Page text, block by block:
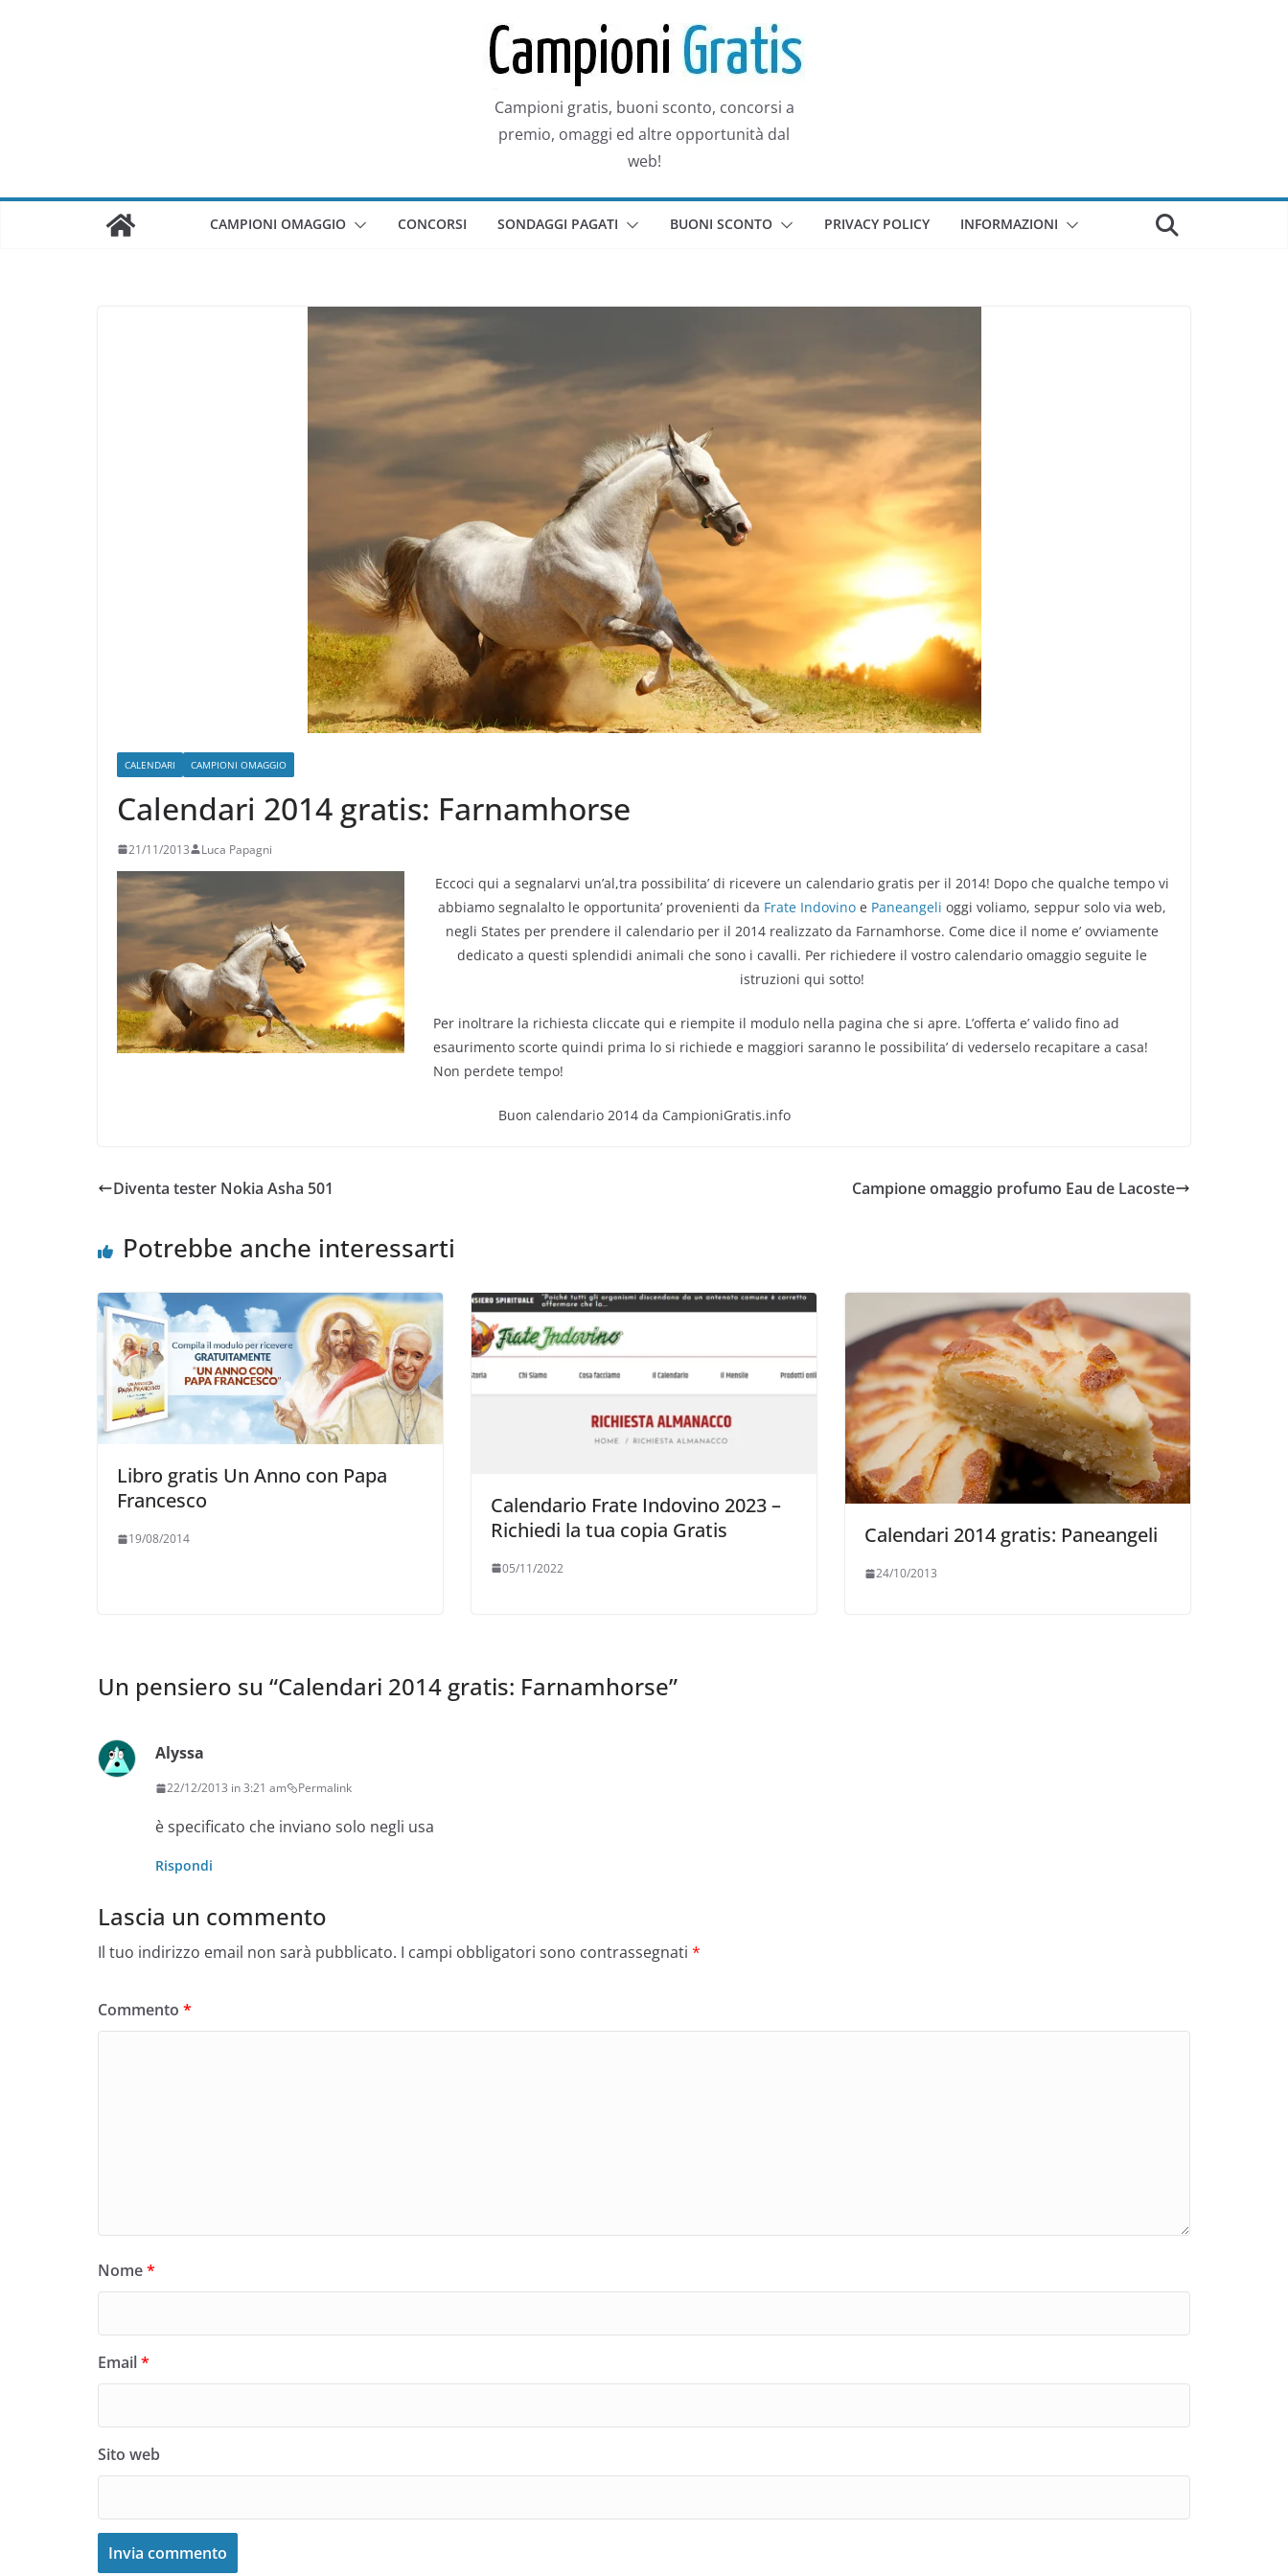
Campioni gratis, buoni sconto, concorsi a
premio, omaggi ed altre opportunità dal
web!
CAMPIONI OMAGGIO CONCORSI SONDAGGI PAGATI BUONI SCONTO PRIVACY POLICY INFORMAZIONI
CALENDARI CAMPIONI OMAGGIO
Calendari 2014 gratis: Farnamhorse
21/11/2013 Luca Papagni
Eccoci qui a segnalarvi un’al,tra possibilita’ di ricevere un calendario gratis per il 2014! Dopo che qualche tempo vi
abbiamo segnalalto le opportunita’ provenienti da Frate Indovino e Paneangeli oggi voliamo, seppur solo via web,
negli States per prendere il calendario per il 2014 realizzato da Farnamhorse. Come dice il nome e’ ovviamente
dedicato a questi splendidi animali che sono i cavalli. Per richiedere il vostro calendario omaggio seguite le
istruzioni qui sotto!
Per inoltrare la richiesta cliccate qui e riempite il modulo nella pagina che si apre. L’offerta e’ valido fino ad
esaurimento scorte quindi prima lo si richiede e maggiori saranno le possibilita’ di vederselo recapitare a casa!
Non perdete tempo!
Buon calendario 2014 da CampioniGratis.info
Diventa tester Nokia Asha 501 Campione omaggio profumo Eau de Lacoste
Potrebbe anche interessarti
Libro gratis Un Anno con Papa
Francesco
19/08/2014
Calendario Frate Indovino 2023 –
Richiedi la tua copia Gratis
05/11/2022
Calendari 2014 gratis: Paneangeli
24/10/2013
Un pensiero su “Calendari 2014 gratis: Farnamhorse”
Alyssa
22/12/2013 in 3:21 am Permalink
è specificato che inviano solo negli usa
Rispondi
Lascia un commento
Il tuo indirizzo email non sarà pubblicato. I campi obbligatori sono contrassegnati *
Commento *
Nome*
Email*
Sito web